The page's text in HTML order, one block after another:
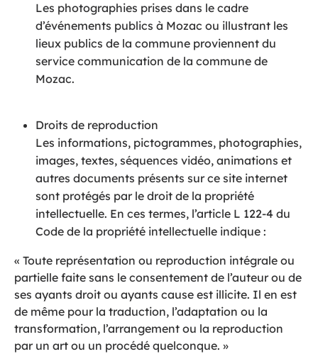
Les photographies prises dans le cadre
d’événements publics à Mozac ou illustrant les
lieux publics de la commune proviennent du
service communication de la commune de
Mozac.
Droits de reproduction
Les informations, pictogrammes, photographies,
images, textes, séquences vidéo, animations et
autres documents présents sur ce site internet
sont protégés par le droit de la propriété
intellectuelle. En ces termes, l’article L 122-4 du
Code de la propriété intellectuelle indique :
« Toute représentation ou reproduction intégrale ou
partielle faite sans le consentement de l’auteur ou de
ses ayants droit ou ayants cause est illicite. Il en est
de même pour la traduction, l’adaptation ou la
transformation, l’arrangement ou la reproduction
par un art ou un procédé quelconque. »